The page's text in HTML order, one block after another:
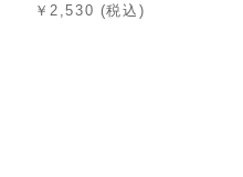
￥2,530 (税込)